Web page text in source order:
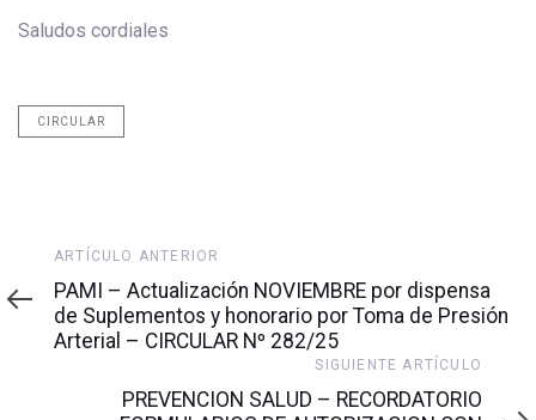
Saludos cordiales
CIRCULAR
Artículo
anterior
ARTÍCULO ANTERIOR
PAMI – Actualización NOVIEMBRE por dispensa
de Suplementos y honorario por Toma de Presión
Arterial – CIRCULAR Nº 282/25
SIGUIENTE ARTÍCULO
PREVENCION SALUD – RECORDATORIO